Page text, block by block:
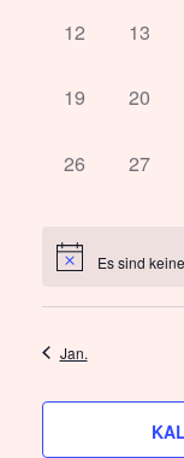
0
12
0
13
0
19
0
20
0
26
0
27
Es sind
Jan.